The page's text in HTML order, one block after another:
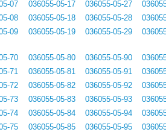
07
08
09
036055-05-17
036055-05-18
036055-05-19
036055-05-27
036055-05-28
036055-05-29
70
71
72
73
74
75
036055-05-80
036055-05-81
036055-05-82
036055-05-83
036055-05-84
036055-05-85
036055-05-90
036055-05-91
036055-05-92
036055-05-93
036055-05-94
036055-05-95